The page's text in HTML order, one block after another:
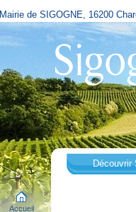
Mairie de SIGOGNE, 16200
Accueil
Découvrir